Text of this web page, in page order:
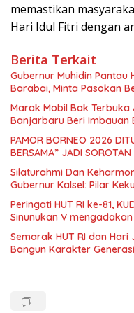
memastikan
Hari Idul Fitri dengan
Berita Terkait
Gubernur Muhidin
Barabai, Minta Pasokan
Marak Mobil Bak
Banjarbaru Beri Imbauan
PAMOR BORNEO 2026
BERSAMA” JADI SOROTAN
Silaturahmi Dan
Gubernur Kalsel: Pilar
Peringati HUT RI ke-81,
Sinunukan V
Semarak HUT RI dan
Bangun Karakter